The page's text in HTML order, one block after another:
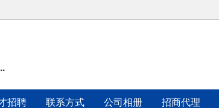
招聘 联系方式 公司相册 招商代理